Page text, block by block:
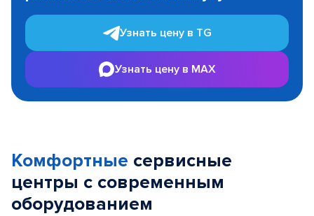
Узнать цену в TG
Узнать цену в MAX
Комфортные сервисные
центры с современным
оборудованием